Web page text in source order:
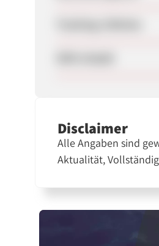
Disclaimer
Alle Angaben sind
Aktualität,